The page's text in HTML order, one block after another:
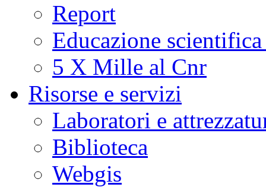
Report
Educazione
5 X Mille al Cnr
Risorse e servizi
Laboratori e
Biblioteca
Webgis